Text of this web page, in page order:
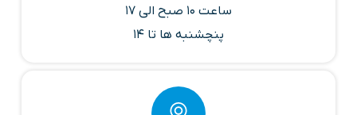
ساعت 10 صبح الی 17
پنچشنبه ها تا 14